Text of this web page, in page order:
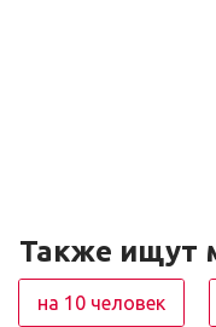
Также ищут
на 10 человек